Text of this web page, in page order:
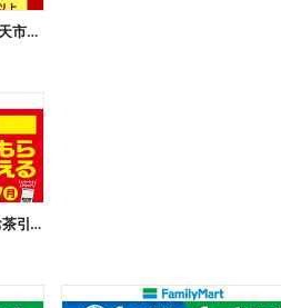
楽天ポイントカード提示で、楽天市場でのお買い物がおトクに!
【無料引換券!】焼き麺買うとお茶引換券貰える!